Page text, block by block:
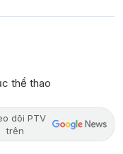
thể thao
dõi PTV
trên